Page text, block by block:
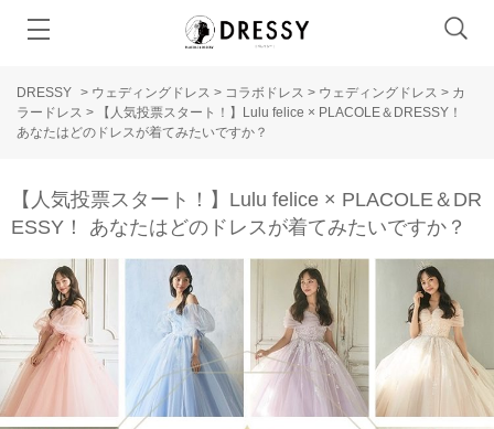
DRESSY > ウェディングドレス > コラボドレス > ウェディングドレス > カ
ラードレス >
【人気投票スタート！】Lulu felice × PLACOLE＆DRESSY！
あなたはどのドレスが着てみたいですか？
【人気投票スタート！】Lulu felice × PLACOLE＆DR
ESSY！ あなたはどのドレスが着てみたいですか？